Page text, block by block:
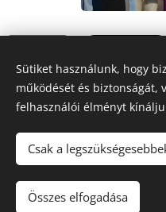
Sütiket használunk, hogy
működését és biztonságát,
felhasználói élményt
Csak a
Összes elfogadása